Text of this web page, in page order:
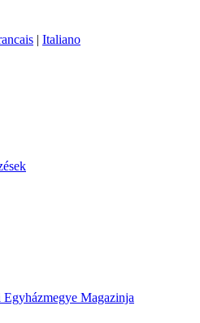
| Italiano
Egyházmegye Magazinja